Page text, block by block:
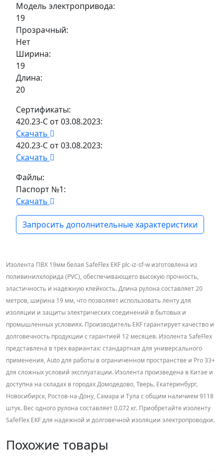
Модель электропривода:
19
Прозрачный:
Нет
Ширина:
19
Длина:
20
Сертификаты:
420.23-С от 03.08.2023:
Скачать
420.23-С от 03.08.2023:
Скачать
Файлы:
Паспорт №1:
Скачать
Запросить дополнительные характеристики
Изолента ПВХ 19мм белая SafeFlex EKF plc-iz-sf-w изготовлена из
поливинилхлорида (PVC), обеспечивающего высокую прочность,
эластичность и надежную клейкость. Длина рулона составляет 20
метров, ширина 19 мм, что позволяет использовать ленту для
изоляции и защиты электрических соединений в бытовых и
промышленных условиях. Производитель EKF гарантирует качество и
долговечность продукции с гарантией 12 месяцев. Изолента SafeFlex
представлена в трех вариантах: стандартная для универсального
применения, Auto для работы в ограниченном пространстве и Pro 33+
для сложных условий эксплуатации. Изолента произведена в Китае и
доступна на складах в городах Домодедово, Тверь, Екатеринбург,
Новосибирск, Ростов-на-Дону, Самара и Тула с общим наличием 9118
штук. Вес одного рулона составляет 0.072 кг. Приобретайте изоленту
SafeFlex EKF для надежной и долговечной изоляции электропроводки.
Похожие товары